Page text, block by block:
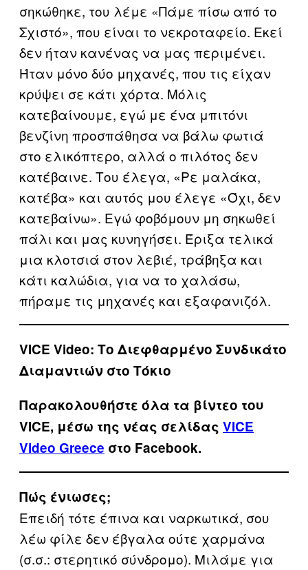
σηκώθηκε, του λέμε «Πάμε πίσω από το
Σχιστό», που είναι το νεκροταφείο. Εκεί
δεν ήταν κανένας να μας περιμένει.
Ήταν μόνο δύο μηχανές, που τις είχαν
κρύψει σε κάτι χόρτα. Μόλις
κατεβαίνουμε, εγώ με ένα μπιτόνι
βενζίνη προσπάθησα να βάλω φωτιά
στο ελικόπτερο, αλλά ο πιλότος δεν
κατέβαινε. Του έλεγα, «Ρε μαλάκα,
κατέβα» και αυτός μου έλεγε «Όχι, δεν
κατεβαίνω». Εγώ φοβόμουν μη σηκωθεί
πάλι και μας κυνηγήσει. Έριξα τελικά
μια κλοτσιά στον λεβιέ, τράβηξα και
κάτι καλώδια, για να το χαλάσω,
πήραμε τις μηχανές και εξαφανιζόλ.
VICE Video: Το Διεφθαρμένο Συνδικάτο
Διαμαντιών στο Τόκιο
Παρακολουθήστε όλα τα βίντεo του
VICE, μέσω της νέας σελίδας VICE
Video Greece στο Facebook.
Πώς ένιωσες;
Επειδή τότε έπινα και ναρκωτικά, σου
λέω φίλε δεν έβγαλα ούτε χαρμάνα
(σ.σ.: στερητικό σύνδρομο). Μιλάμε για